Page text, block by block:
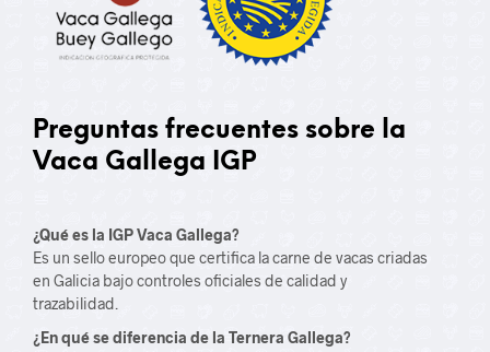
Preguntas frecuentes sobre la
Vaca Gallega IGP
¿Qué es la IGP Vaca Gallega?
Es un sello europeo que certifica la carne de vacas criadas
en Galicia bajo controles oficiales de calidad y
trazabilidad.
¿En qué se diferencia de la Ternera Gallega?